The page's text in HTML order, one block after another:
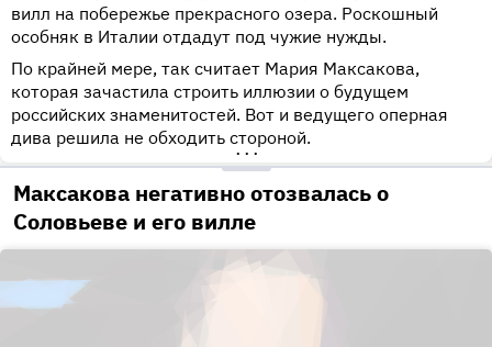
вилл на побережье прекрасного озера. Роскошный
особняк в Италии отдадут под чужие нужды.
По крайней мере, так считает Мария Максакова,
которая зачастила строить иллюзии о будущем
российских знаменитостей. Вот и ведущего оперная
дива решила не обходить стороной.
•••
Максакова негативно отозвалась о
Соловьеве и его вилле